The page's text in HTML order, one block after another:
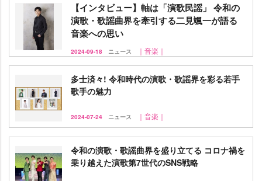
【インタビュー】軸は「演歌民謡」 令和の
演歌・歌謡曲界を牽引する二見颯一が語る
音楽への思い
2024-09-18 ニュース ｜音楽｜
多士済々! 令和時代の演歌・歌謡界を彩る若手
歌手の魅力
2024-07-24 ニュース ｜音楽｜
令和の演歌・歌謡曲界を盛り立てる コロナ禍を
乗り越えた演歌第7世代のSNS戦略